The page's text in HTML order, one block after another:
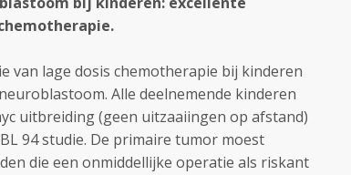
van lage dosis chemotherapie bij kinderen
Alle deelnemende kinderen
uitbreiding (geen uitzaaiingen op afstand)
94 studie. De primaire tumor moest
die een onmiddellijke operatie als riskant